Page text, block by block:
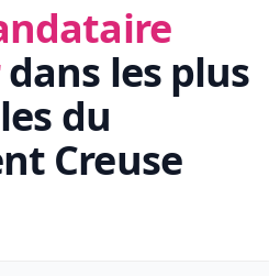
dans les plus
du
Creuse